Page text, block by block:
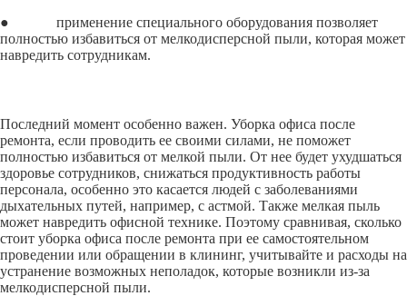
● применение специального оборудования позволяет
полностью избавиться от мелкодисперсной пыли, которая может
навредить сотрудникам.
Последний момент особенно важен. Уборка офиса после
ремонта, если проводить ее своими силами, не поможет
полностью избавиться от мелкой пыли. От нее будет ухудшаться
здоровье сотрудников, снижаться продуктивность работы
персонала, особенно это касается людей с заболеваниями
дыхательных путей, например, с астмой. Также мелкая пыль
может навредить офисной технике. Поэтому сравнивая, сколько
стоит уборка офиса после ремонта при ее самостоятельном
проведении или обращении в клининг, учитывайте и расходы на
устранение возможных неполадок, которые возникли из-за
мелкодисперсной пыли.